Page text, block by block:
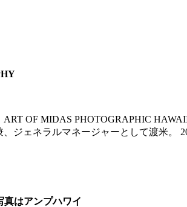
OF MIDAS PHOTOGRAPHIC
ジェネラルマネージャーとして渡米
真はアンプハワイ